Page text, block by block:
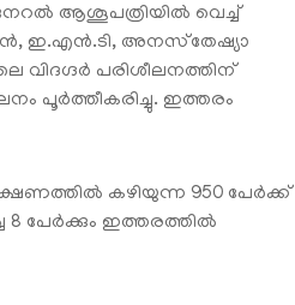
ആശൂപത്രിയില്‍ വെച്ച്
ഇ.എന്‍.ടി, അനസ്‌തേഷ്യാ
വിദഗ്ദര്‍ പരിശീലനത്തിന്
പൂര്‍ത്തീകരിച്ചു. ഇത്തരം
കഴിയുന്ന 950 പേര്‍ക്ക്
പേര്‍ക്കും ഇത്തരത്തില്‍